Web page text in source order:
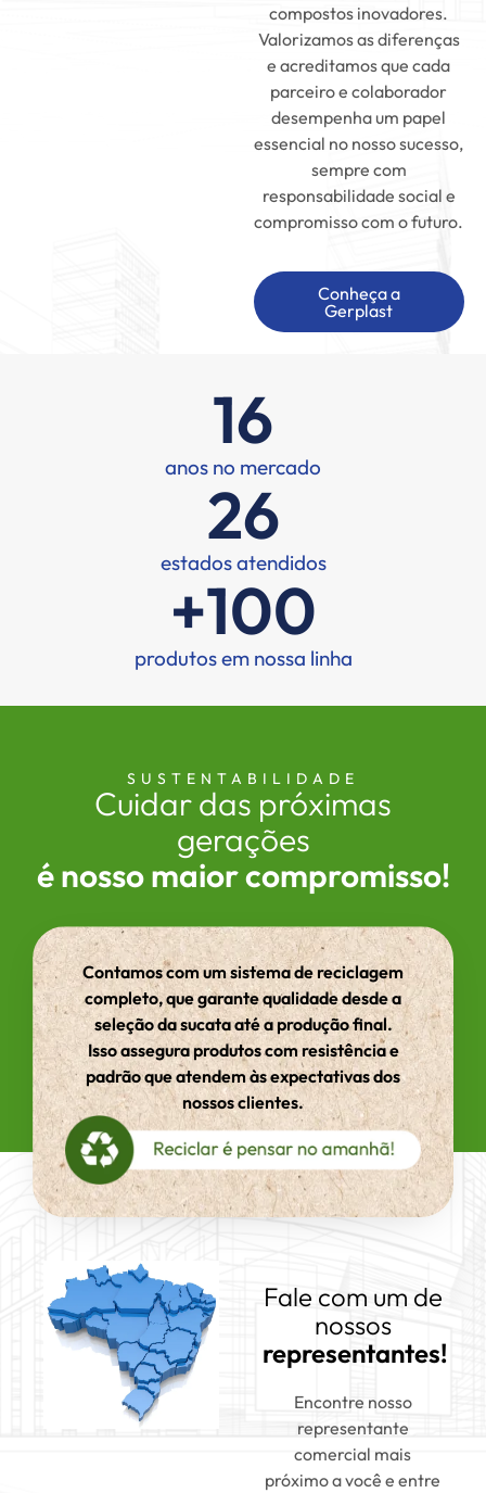
compostos inovadores.
Valorizamos as diferenças
e acreditamos que cada
parceiro e colaborador
desempenha um papel
essencial no nosso sucesso,
sempre com
responsabilidade social e
compromisso com o futuro.
Conheça a
Gerplast
anos no mercado
16
estados atendidos
26
produtos em nossa linha
+100
SUSTENTABILIDADE
Cuidar das próximas
gerações
é nosso maior compromisso!
Contamos com um sistema de reciclagem
completo, que garante qualidade desde a
seleção da sucata até a produção final.
Isso assegura produtos com resistência e
padrão que atendem às expectativas dos
nossos clientes.
Fale com um de
nossos
representantes!
Encontre nosso
representante
comercial mais
próximo a você e entre